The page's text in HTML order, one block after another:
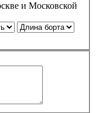
и Московской